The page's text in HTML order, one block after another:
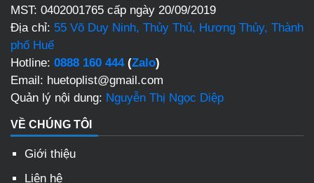
MST: 0402001765 cấp ngày 20/09/2019
Địa chỉ: 55 Võ Duy Ninh, Thủy Thủ, Hương Thủy, Thành
phố Huế
Hotline: 0888 160 444(Zalo)
Email: huetoplist@gmail.com
Quản lý nội dung: Nguyễn Thị Ngọc Diệp
VỀ CHÚNG TÔI
Giới thiệu
Liên hệ